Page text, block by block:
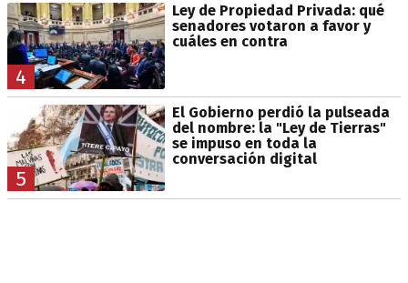
4
Ley de Propiedad Privada: qué
senadores votaron a favor y
cuáles en contra
5
El Gobierno perdió la pulseada
del nombre: la "Ley de Tierras"
se impuso en toda la
conversación digital